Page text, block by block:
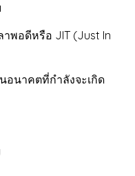
พอดีหรือ JIT (Just In
อนาคตที่กำลังจะเกิด